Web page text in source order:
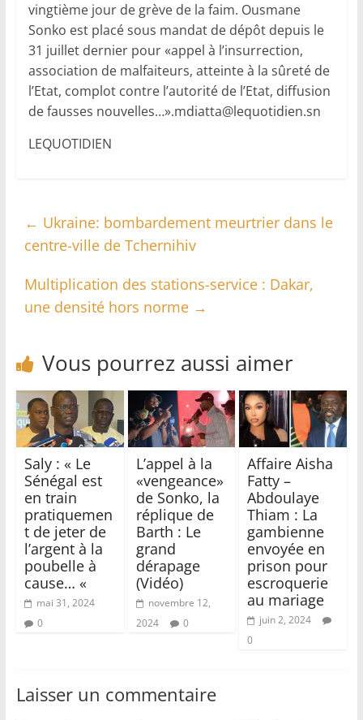
vingtième jour de grève de la faim. Ousmane
Sonko est placé sous mandat de dépôt depuis le
31 juillet dernier pour «appel à l’insurrection,
association de malfaiteurs, atteinte à la sûreté de
l’Etat, complot contre l’autorité de l’Etat, diffusion
de fausses nouvelles…».mdiatta@lequotidien.sn
LEQUOTIDIEN
← Ukraine: bombardement meurtrier dans le
centre-ville de Tchernihiv
Multiplication des stations-service : Dakar,
une densité hors norme →
Vous pourrez aussi aimer
Saly : « Le
Sénégal est
en train
pratiquemen
t de jeter de
l’argent à la
poubelle à
cause… «
mai 31, 2024
0
L’appel à la
«vengeance»
de Sonko, la
réplique de
Barth : Le
grand
dérapage
(Vidéo)
novembre 12,
2024
0
Affaire Aisha
Fatty –
Abdoulaye
Thiam : La
gambienne
envoyée en
prison pour
escroquerie
au mariage
juin 2, 2024
0
Laisser un commentaire